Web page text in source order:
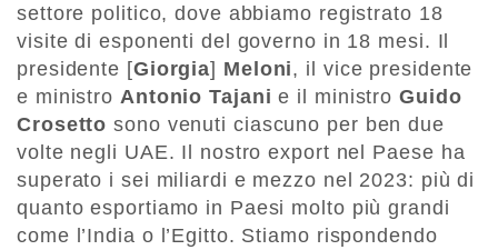
settore politico, dove abbiamo registrato 18
visite di esponenti del governo in 18 mesi. Il
presidente [Giorgia] Meloni, il vice presidente
e ministro Antonio Tajani e il ministroGuido
Crosetto sono venuti ciascuno per ben due
volte negli UAE. Il nostro export nel Paese ha
superato i sei miliardi e mezzo nel 2023: più di
quanto esportiamo in Paesi molto più grandi
come l’India o l’Egitto. Stiamo rispondendo